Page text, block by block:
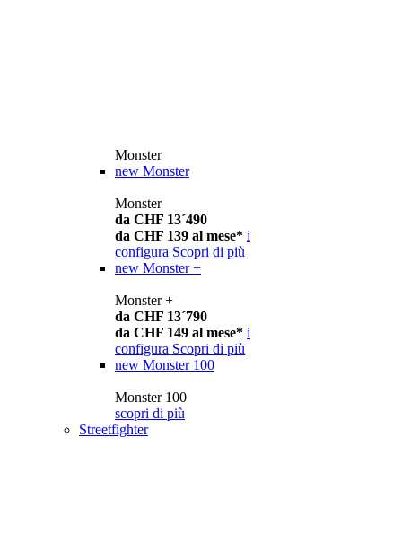
Monster
new Monster
Monster
da CHF 13´490
da CHF 139 al mese* i
configura Scopri di più
new Monster +
Monster +
da CHF 13´790
da CHF 149 al mese* i
configura Scopri di più
new Monster 100
Monster 100
scopri di più
Streetfighter